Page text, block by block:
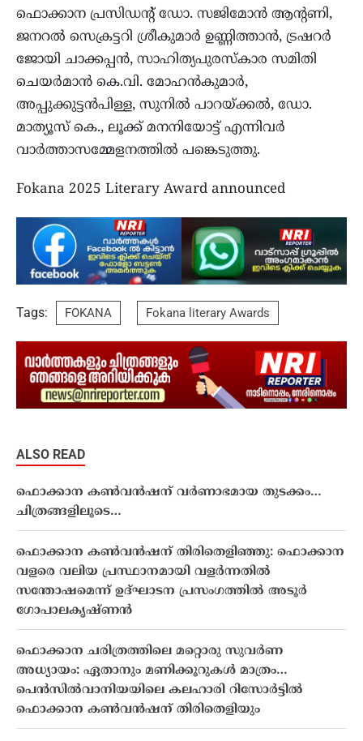
ഫൊക്കാന പ്രസിഡന്റ് ഡോ. സജിമോൻ ആന്റണി,
ജനറൽ സെക്രട്ടറി ശ്രീകുമാർ ഉണ്ണിത്താൻ, ട്രഷറർ
ജോയി ചാക്കപ്പൻ, സാഹിത്യപുരസ്‌കാര സമിതി
ചെയർമാൻ കെ.വി. മോഹൻകുമാർ,
അപ്പുക്കുട്ടൻപിള്ള, സുനിൽ പാറയ്ക്കൽ, ഡോ.
മാത്യൂസ് കെ., ലൂക്ക് മനനിയോട്ട് എന്നിവർ
വാർത്താസമ്മേളനത്തിൽ പങ്കെടുത്തു.
Fokana 2025 Literary Award announced
Tags: FOKANA Fokana literary Awards
ALSO READ
ഫൊക്കാന കൺവൻഷന് വർണാഭമായ തുടക്കം…
ചിത്രങ്ങളിലൂടെ…
ഫൊക്കാന കൺവൻഷന് തിരിതെളിഞ്ഞു: ഫൊക്കാന
വളരെ വലിയ പ്രസ്ഥാനമായി വളർന്നതിൽ
സന്തോഷമെന്ന് ഉദ്ഘാടന പ്രസംഗത്തിൽ അടൂർ
ഗോപാലകൃഷ്ണൻ
ഫൊക്കാന ചരിത്രത്തിലെ മറ്റൊരു സുവർണ
അധ്യായം: ഏതാനും മണിക്കൂറുകൾ മാത്രം…
പെൻസിൽവാനിയയിലെ കലഹാരി റിസോർട്ടിൽ
ഫൊക്കാന കൺവൻഷന് തിരിതെളിയും